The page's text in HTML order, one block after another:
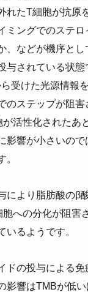
れたT細胞が抗原
ミングでのステ
、などが機序とし
与されている状
ら受けた光源情報
のステップが阻
が活性化されたあ
影響が小さいので
。
により脂肪酸のβ
への分化が阻害
いるようです。
ドの投与による免
影響はTMBが低